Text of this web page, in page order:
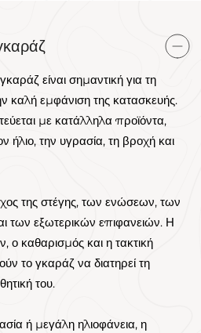
είναι σημαντική για τη
καλή εμφάνιση της κατασκευής.
με κατάλληλα προϊόντα,
ήλιο, την υγρασία, τη βροχή και
της στέγης, των ενώσεων, των
εξωτερικών επιφανειών. Η
καθαρισμός και η τακτική
το γκαράζ να διατηρεί τη
του.
ή μεγάλη ηλιοφάνεια, η